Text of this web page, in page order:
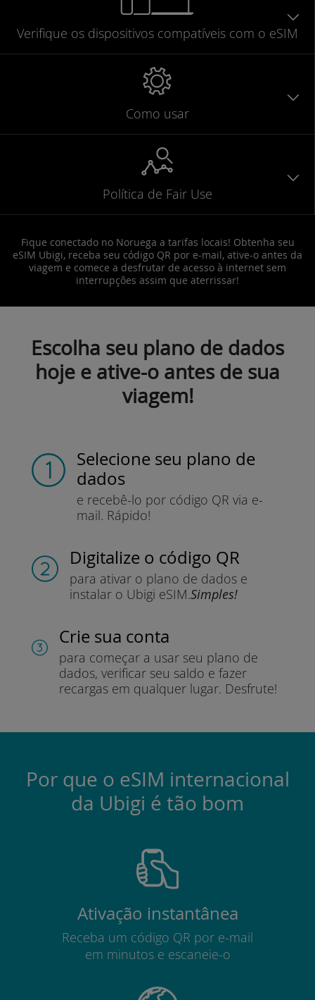
Verifique os dispositivos compatíveis com o eSIM
Como usar
Política de Fair Use
Fique conectado no Noruega a tarifas locais! Obtenha seu
eSIM Ubigi, receba seu código QR por e-mail, ative-o antes da
viagem e comece a desfrutar de acesso à internet sem
interrupções assim que aterrissar!
Escolha seu plano de dados
hoje e ative-o antes de sua
viagem!
Selecione seu plano de
dados
e recebê-lo por código QR via e-
mail. Rápido!
Digitalize o código QR
para ativar o plano de dados e
instalar o Ubigi eSIM.Simples!
Crie sua conta
para começar a usar seu plano de
dados, verificar seu saldo e fazer
recargas em qualquer lugar. Desfrute!
Por que o eSIM internacional
da Ubigi é tão bom
Ativação instantânea
Receba um código QR por e-mail
em minutos e escaneie-o